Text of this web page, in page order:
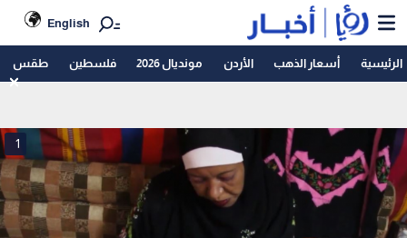
English
الرئيسية أسعار الذهب الأردن مونديال 2026 فلسطين طقس
1